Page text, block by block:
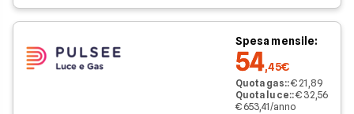
Spesa mensile:
54,45€
Quota gas::€ 21,89
Quota luce::€ 32,56
€ 653,41/anno